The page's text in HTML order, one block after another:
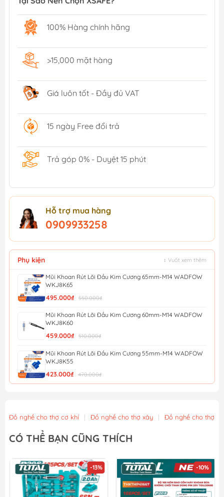
100% Hàng chính hãng
>15,000 mặt hàng
Giá luôn tốt - Đầy đủ VAT
15 ngày Free đổi trả
Trả góp 0% - Duyệt 15 phút
Hỗ trợ mua hàng
0909933258
Phụ kiện ↕ Vuốt xem thêm
Mũi Khoan Rút Lõi Đầu Kim Cương 65mm-M14 WADFOW
WKJ8K65
495.000₫ 550.000₫
Mũi Khoan Rút Lõi Đầu Kim Cương 60mm-M14 WADFOW
WKJ8K60
459.000₫ 510.000₫
Mũi Khoan Rút Lõi Đầu Kim Cương 55mm-M14 WADFOW
WKJ8K55
423.000₫ 470.000₫
WKJ8K45
Mũi Khoan Rút Lõi Đầu Kim Cương 42mm-M14 WADFOW
WKJ8K42
324.000₫ 360.000₫
Đồ nghề cho thợ cơ khí | Đồ nghề cho thợ xây | Đồ nghề cho thợ
CÓ THỂ BẠN CŨNG THÍCH
-13% -10%